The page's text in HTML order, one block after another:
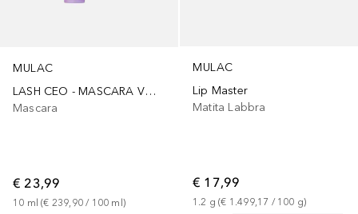
MULAC
LASH CEO - MASCARA VOLUME, CURVATURA E DEFINIZIONE
Mascara
€ 23,99
10 ml (€ 239,90 / 100 ml )
MULAC
Lip Master
Matita Labbra
€ 17,99
1.2 g (€ 1.499,17 / 100 g)